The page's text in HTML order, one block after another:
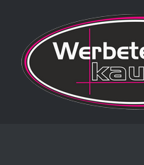
springen